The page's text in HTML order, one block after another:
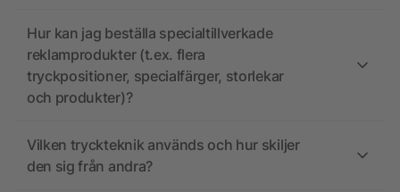
Hur kan jag beställa specialtillverkade
reklamprodukter (t.ex. flera
tryckpositioner, specialfärger, storlekar
och produkter)?
Vilken tryckteknik används och hur skiljer
den sig från andra?